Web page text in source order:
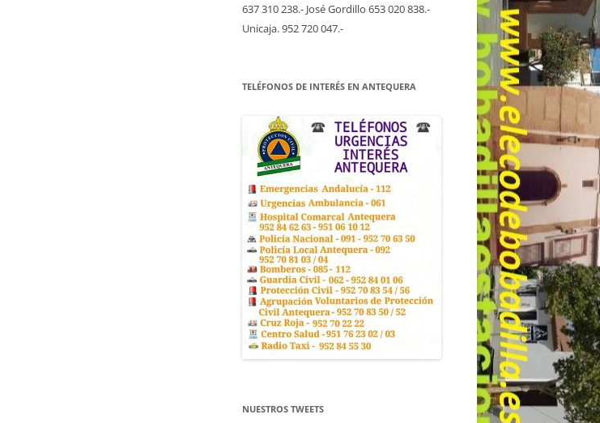
637 310 238.- José Gordillo 653 020 838.-
Unicaja. 952 720 047.-
TELÉFONOS DE INTERÉS EN ANTEQUERA
NUESTROS TWEETS